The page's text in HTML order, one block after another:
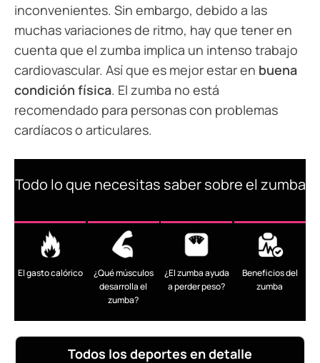
inconvenientes. Sin embargo, debido a las
muchas variaciones de ritmo, hay que tener en
cuenta que el zumba implica un intenso trabajo
cardiovascular. Así que es mejor estar en buena
condición física. El zumba no está
recomendado para personas con problemas
cardíacos o articulares.
Todo lo que necesitas saber sobre el zumba
El gasto calórico
¿Qué músculos
desarrolla el
zumba?
¿El zumba ayuda
a perder peso?
Beneficios del
zumba
Todos los deportes en detalle